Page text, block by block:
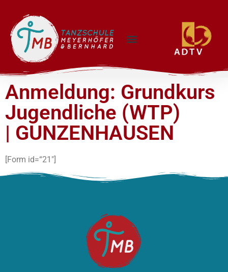
Anmeldung: Grundkurs
Jugendliche (WTP)
| GUNZENHAUSEN
[Form id=“21″]